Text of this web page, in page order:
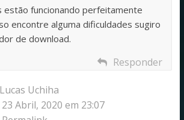
estão funcionando perfeitamente
encontre alguma dificuldades sugiro
de download.
Responder
Lucas Uchiha
23 Abril, 2020 em 23:07